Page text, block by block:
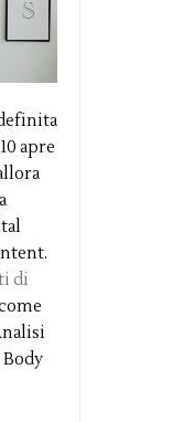
apre
di